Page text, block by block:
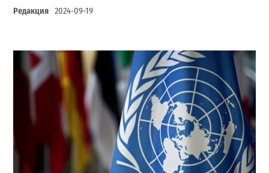
Редакция 2024-09-19